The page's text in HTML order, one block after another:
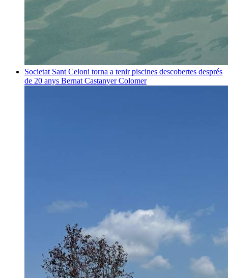
Societat Sant Celoni torna a tenir piscines descobertes després
de 20 anys Bernat Castanyer Colomer